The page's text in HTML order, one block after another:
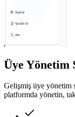
Üye Yönetim
Gelişmiş üye yönetim
platformda yönetin,